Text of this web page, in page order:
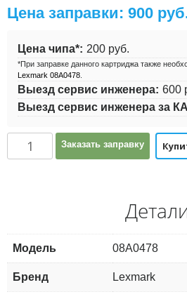
Цена заправки: 900
Цена чипа*: 200 руб.
*При заправке данного картриджа также
Lexmark 08A0478
Выезд сервис инженера: 600
Выезд сервис инженера за
КоличествоЗаказать заправку
Модель 08A0478
Бренд Lexmark